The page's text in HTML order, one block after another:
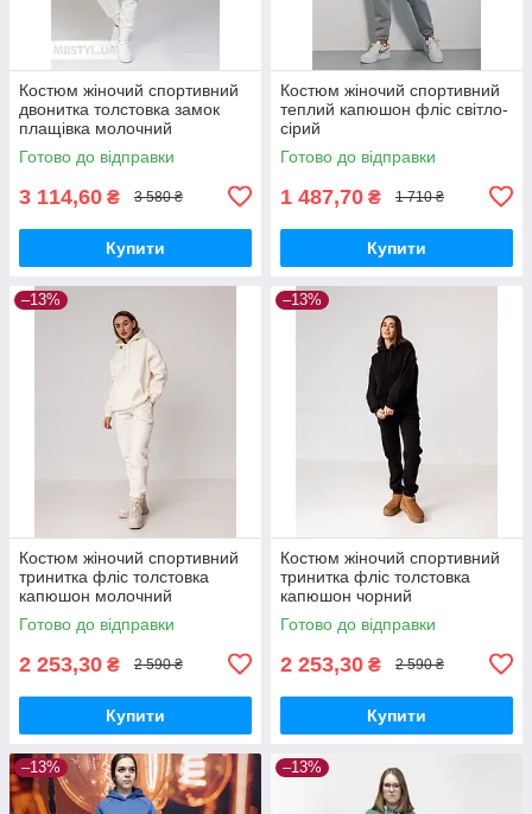
Костюм жіночий спортивний
двонитка толстовка замок
плащівка молочний
Готово до відправки
3 114,60 ₴ 3 580 ₴
Купити
Костюм жіночий спортивний
теплий капюшон фліс світло-
сірий
Готово до відправки
1 487,70 ₴ 1 710 ₴
Купити
–13%
Костюм жіночий спортивний
тринитка фліс толстовка
капюшон молочний
Готово до відправки
2 253,30 ₴ 2 590 ₴
Купити
–13%
Костюм жіночий спортивний
тринитка фліс толстовка
капюшон чорний
Готово до відправки
2 253,30 ₴ 2 590 ₴
Купити
–13% –13%